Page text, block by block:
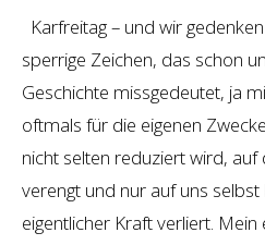
MEDIEN
KONTAKT
LINKS
Karfreitag – und wir
sperrige Zeichen, das schon
Geschichte missgedeutet, ja
oftmals für die eigenen
nicht selten reduziert wird, auf
verengt und nur auf uns
eigentlicher Kraft verliert.